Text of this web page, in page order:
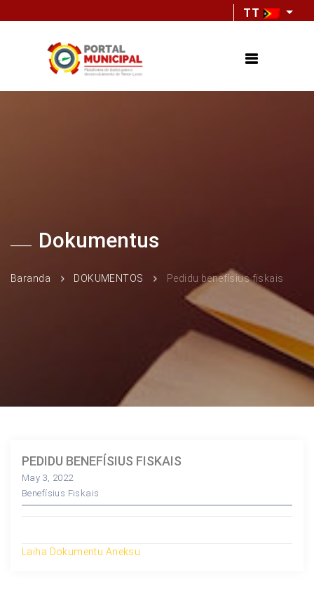
TT
Dokumentus
Baranda DOKUMENTOS Pedidu benefísius fiskais
PEDIDU BENEFÍSIUS FISKAIS
May 3, 2022
Benefísius Fiskais
Laiha Dokumentu Aneksu